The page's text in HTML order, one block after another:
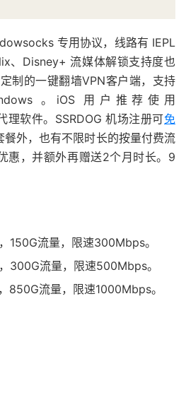
专用协议，线路有 IEPL
、Disney+ 流媒体解锁支持度也
制的一键翻墙VPN客户端，支持
。iOS 用户推荐使用
软件。SSRDOG 机场注册可免
餐外，也有不限时长的按量付费流
惠，并额外再赠送2个月时长。9
150G流量，限速300Mbps。
300G流量，限速500Mbps。
850G流量，限速1000Mbps。